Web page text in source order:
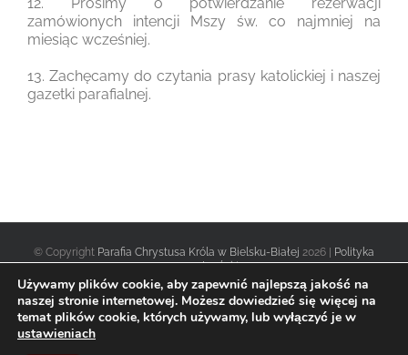
zamówionych intencji Mszy św. co najmniej na
miesiąc wcześniej.
13. Zachęcamy do czytania prasy katolickiej i naszej
gazetki parafialnej.
© Copyright Parafia Chrystusa Króla w Bielsku-Białej 2026 |
Polityka
prywatności|
Używamy plików cookie, aby zapewnić najlepszą jakość na
naszej stronie internetowej. Możesz dowiedzieć się więcej na
temat plików cookie, których używamy, lub wyłączyć je w
ustawieniach